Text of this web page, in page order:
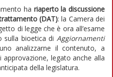
ha riaperto la discussione
(DAT): la Camera dei
di legge che è ora all’esame
sulla bioetica di Aggiornamenti
analizzarne il contenuto, a
approvazione, legato anche alla
della legislatura.